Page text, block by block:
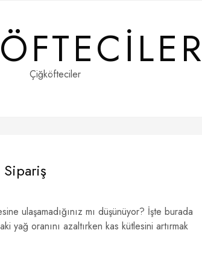
Çiğköfteciler
ulaşamadığınız mı düşünüyor? İşte burada
yağ oranını azaltırken kas kütlesini artırmak